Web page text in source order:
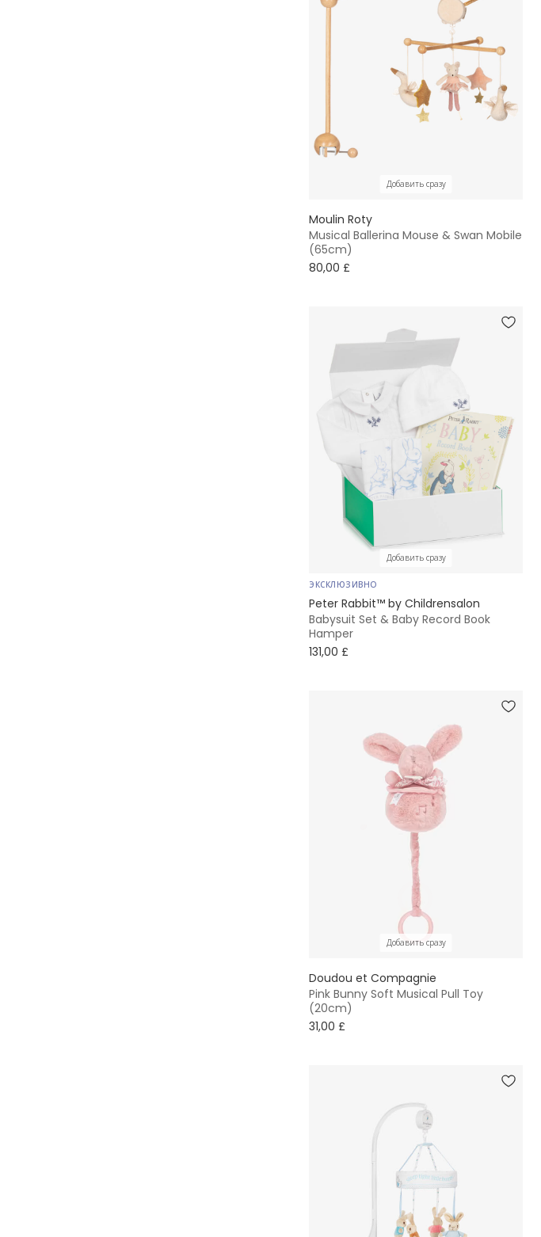
Добавить сразу
Moulin Roty
Musical Ballerina Mouse & Swan Mobile
(65cm)
80,00 £
Добавить сразу
ЭКСКЛЮЗИВНО
Peter Rabbit™ by Childrensalon
Babysuit Set & Baby Record Book
Hamper
131,00 £
Добавить сразу
Doudou et Compagnie
Pink Bunny Soft Musical Pull Toy
(20cm)
31,00 £